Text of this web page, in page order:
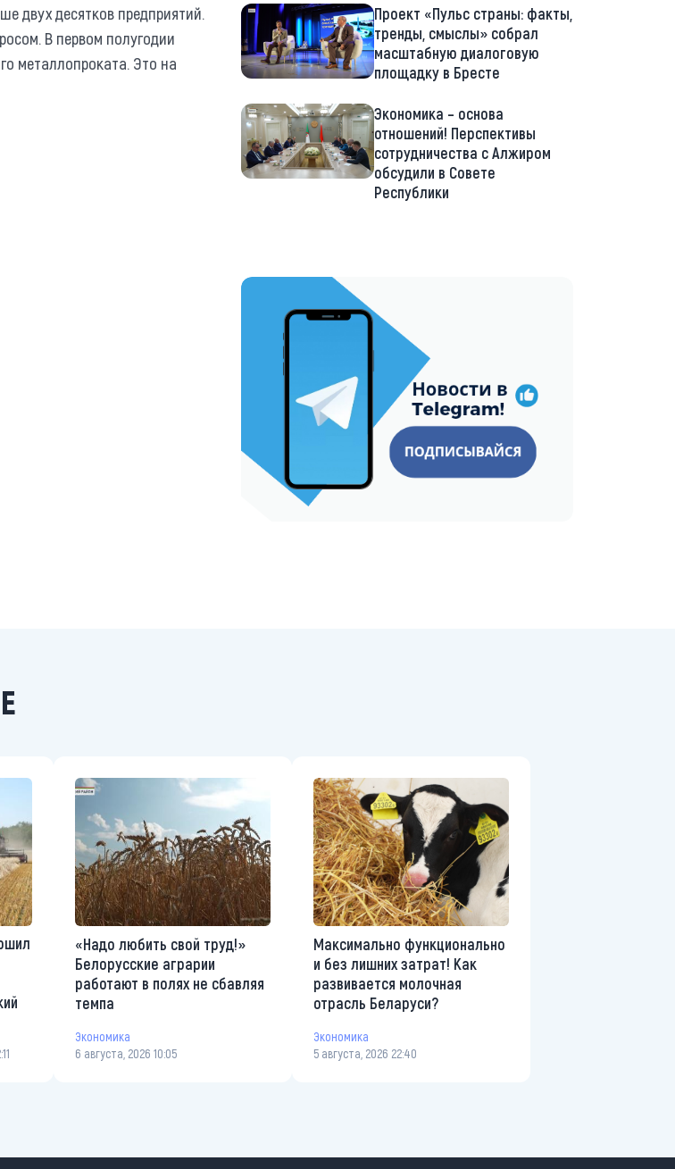
двух десятков предприятий.
В первом полугодии
металлопроката. Это на
Проект «Пульс страны: факты,
тренды, смыслы» собрал
масштабную диалоговую
площадку в Бресте
Экономика – основа
отношений! Перспективы
сотрудничества с Алжиром
обсудили в Совете
Республики
https://t.me/minskctvby
«Надо любить свой труд!»
Белорусские аграрии
работают в полях не сбавляя
темпа
Экономика
6 августа, 2026 10:05
Максимально функционально
и без лишних затрат! Как
развивается молочная
отрасль Беларуси?
Экономика
5 августа, 2026 22:40